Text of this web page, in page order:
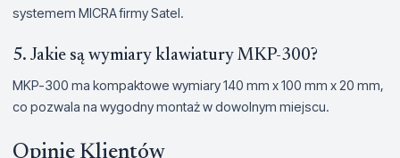
systemem MICRA firmy Satel.
5. Jakie są wymiary klawiatury MKP-300?
MKP-300 ma kompaktowe wymiary 140 mm x 100 mm x 20 mm,
co pozwala na wygodny montaż w dowolnym miejscu.
Opinie Klientów